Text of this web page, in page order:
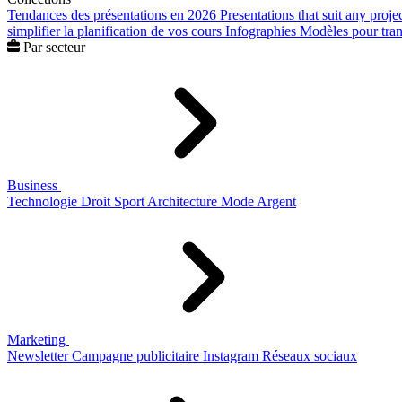
Tendances des présentations en 2026 Presentations that suit any
simplifier la planification de vos cours Infographies Modèles pour
Par secteur
Business
Technologie Droit Sport Architecture Mode Argent
Marketing
Newsletter Campagne publicitaire Instagram Réseaux sociaux